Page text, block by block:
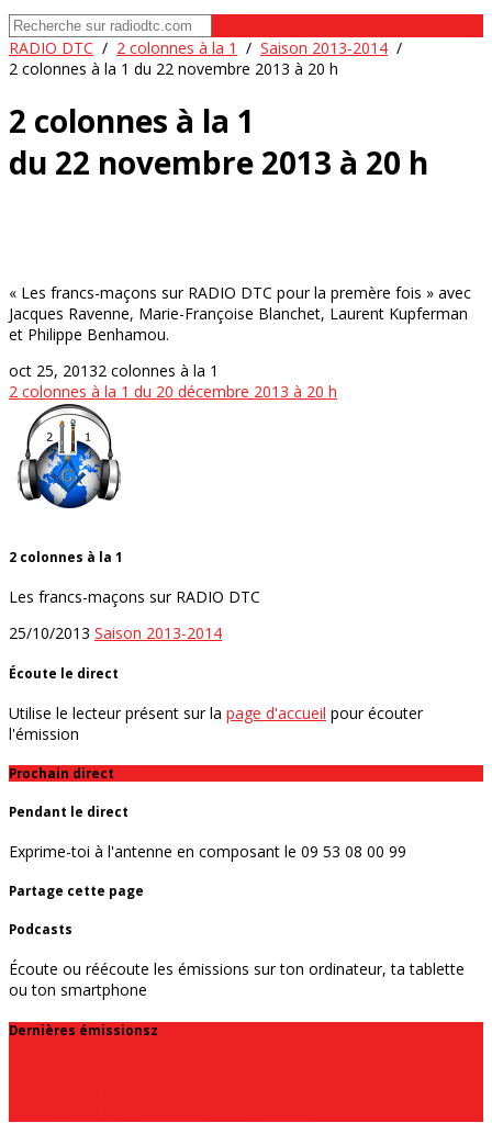
RADIO DTC / 2 colonnes à la 1 / Saison 2013-2014 /
2 colonnes à la 1 du 22 novembre 2013 à 20 h
2 colonnes à la 1
du 22 novembre 2013 à 20 h
« Les francs-maçons sur RADIO DTC pour la premère fois » avec
Jacques Ravenne, Marie-Françoise Blanchet, Laurent Kupferman
et Philippe Benhamou.
oct 25, 20132 colonnes à la 1
2 colonnes à la 1 du 20 décembre 2013 à 20 h
2 colonnes à la 1
Les francs-maçons sur RADIO DTC
25/10/2013 Saison 2013-2014
Écoute le direct
Utilise le lecteur présent sur la page d'accueil pour écouter
l'émission
Prochain direct
Pendant le direct
Exprime-toi à l'antenne en composant le 09 53 08 00 99
Partage cette page
Podcasts
Écoute ou réécoute les émissions sur ton ordinateur, ta tablette
ou ton smartphone
Dernières émissionsz